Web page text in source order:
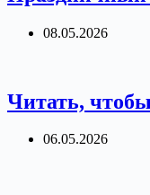
08.05.2026
Читать,
06.05.2026